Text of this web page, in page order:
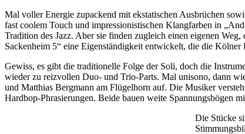
Mal voller Energie zupackend mit ekstatischen Ausbrüchen
fast coolem Touch und impressionistischen Klangfarben in
Tradition des Jazz. Aber sie finden zugleich einen eigenen
Sackenheim 5“ eine Eigenständigkeit entwickelt, die die
Gewiss, es gibt die traditionelle Folge der Soli, doch die
wieder zu reizvollen Duo- und Trio-Parts. Mal unisono, dann
und Matthias Bergmann am Flügelhorn auf. Die Musiker
Hardbop-Phrasierungen. Beide bauen weite Spannungsbögen
Die Stücke